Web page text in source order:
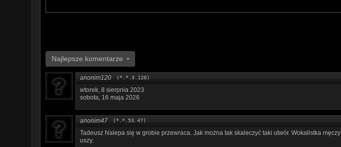
Najlepsze komentarze
anonim120 (*.*.3.120)
wtorek, 8 sierpnia 2023
sobota, 16 maja 2026
anonim47 (*.*.53.47)
Tadeusz Nalepa się w grobie przewraca. Jak można tak skaleczyć taki utwór. Wokalistka męczy
uszy.